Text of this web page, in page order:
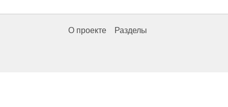
О проекте Разделы